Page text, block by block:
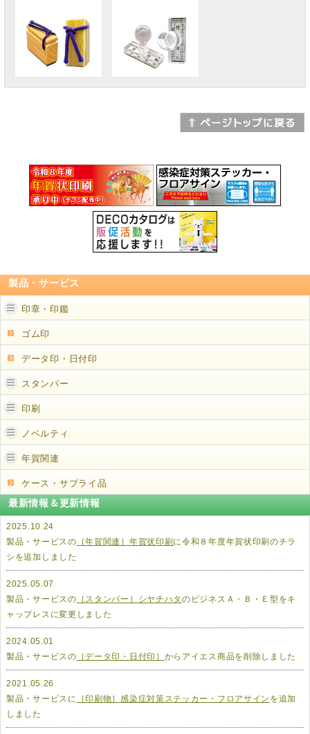
製品・サービス
印章・印鑑
ゴム印
データ印・日付印
スタンパー
印刷
ノベルティ
年賀関連
ケース・サプライ品
最新情報＆更新情報
2025.10.24
製品・サービスの ［年賀関連］年賀状印刷 に令和８年度年賀状印刷のチラ
シを追加しました
2025.05.07
製品・サービスの ［スタンパー］シヤチハタのビジネスＡ・Ｂ・Ｅ型をキ
ャップレスに変更しました
2024.05.01
製品・サービスの ［データ印・日付印］ からアイエス商品を削除しました
2021.05.26
製品・サービスに
［印刷物］感染症対策ステッカー・フロアサイン を追加
しました